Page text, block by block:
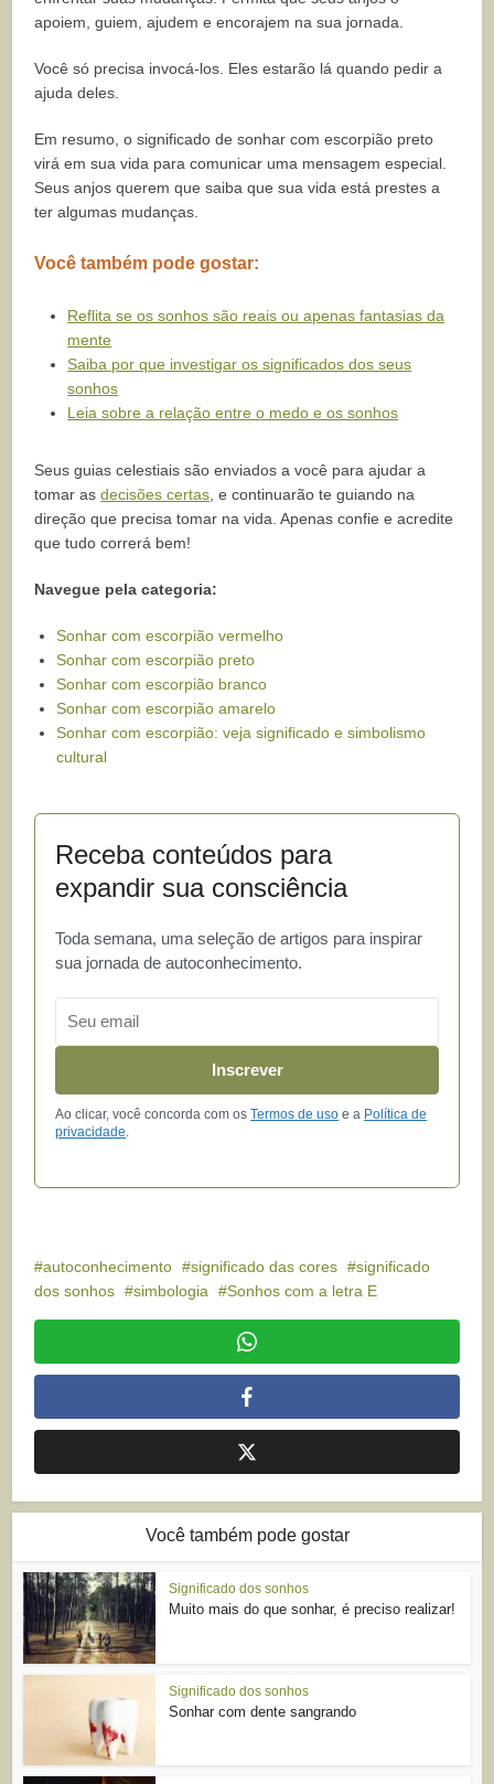
apoiem, guiem, ajudem e encorajem na sua jornada.
Você só precisa invocá-los. Eles estarão lá quando pedir a
ajuda deles.
Em resumo, o significado de sonhar com escorpião preto
virá em sua vida para comunicar uma mensagem especial.
Seus anjos querem que saiba que sua vida está prestes a
ter algumas mudanças.
Você também pode gostar:
Reflita se os sonhos são reais ou apenas fantasias da
mente
Saiba por que investigar os significados dos seus
sonhos
Leia sobre a relação entre o medo e os sonhos
Seus guias celestiais são enviados a você para ajudar a
tomar asdecisões certas , e continuarão te guiando na
direção que precisa tomar na vida. Apenas confie e acredite
que tudo correrá bem!
Navegue pela categoria:
Sonhar com escorpião vermelho
Sonhar com escorpião preto
Sonhar com escorpião branco
Sonhar com escorpião amarelo
Sonhar com escorpião: veja significado e simbolismo
cultural
Receba conteúdos para
expandir sua consciência
Toda semana, uma seleção de artigos para inspirar
sua jornada de autoconhecimento.
Inscrever
Ao clicar, você concorda com osTermos de uso e a Política de
privacidade
autoconhecimento significado das cores
significado
dos sonhos
simbologia Sonhos com a letra E
Você também pode gostar
Significado dos sonhos
Muito mais do que sonhar, é preciso realizar!
Significado dos sonhos
Sonhar com dente sangrando